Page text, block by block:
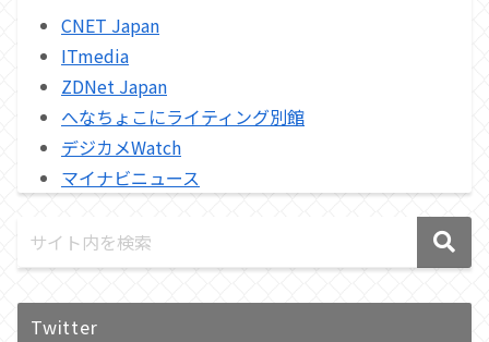
CNET Japan
ITmedia
ZDNet Japan
へなちょこにライティング別館
デジカメWatch
マイナビニュース
Twitter